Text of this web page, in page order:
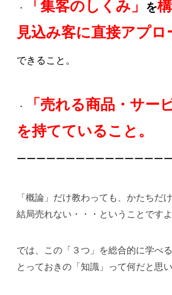
・ 「集客のしくみ」 を
見込み客に直接アプロ
できること。
・
「売れる商品・サー
を持てていること。
ーーーーーーーーーーーーーーー
「概論」だけ教わっても、かたちだ
結局売れない・・・ということですよ
では、この「３つ」を総合的に学べる
とっておきの「知識」って何だと思